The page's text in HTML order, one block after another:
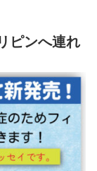
ピンへ連れ